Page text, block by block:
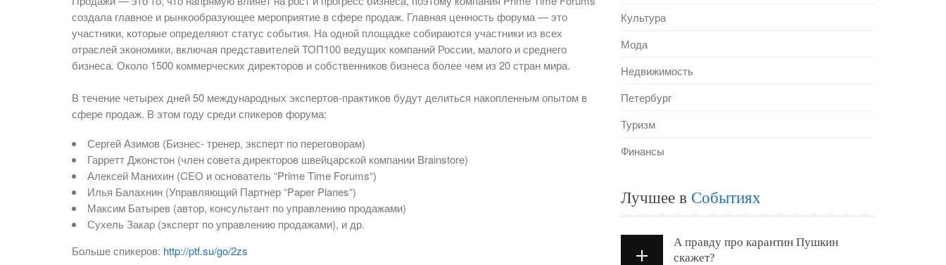
создала главное и рынкообразующее мероприятие в сфере продаж. Главная ценность форума — это
участники, которые определяют статус события. На одной площадке собираются участники из всех
отраслей экономики, включая представителей ТОП100 ведущих компаний России, малого и среднего
бизнеса. Около 1500 коммерческих директоров и собственников бизнеса более чем из 20 стран мира.
В течение четырех дней 50 международных экспертов-практиков будут делиться накопленным опытом в
сфере продаж. В этом году среди спикеров форума:
Сергей Азимов (Бизнес- тренер, эксперт по переговорам)
Гарретт Джонстон (член совета директоров швейцарской компании Brainstore)
Алексей Манихин (CEO и основатель “Prime Time Forums“)
Илья Балахнин (Управляющий Партнер “Paper Planes“)
Максим Батырев (автор, консультант по управлению продажами)
Сухель Закар (эксперт по управлению продажами), и др.
Больше спикеров: http://ptf.su/go/2zs
Культура
Мода
Недвижимость
Петербург
Туризм
Финансы
Лучшее в Событиях
А правду про карантин Пушкин
скажет?